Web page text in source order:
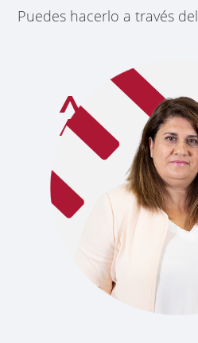
Puedes hacerlo a través del